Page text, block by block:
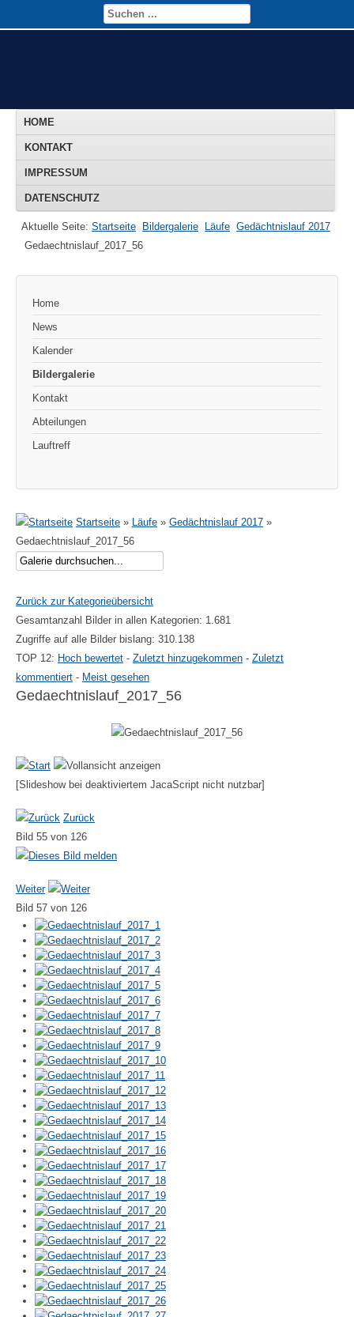
HOME
KONTAKT
IMPRESSUM
DATENSCHUTZ
Aktuelle Seite: Startseite Bildergalerie Läufe Gedächtnislauf 2017
Gedaechtnislauf_2017_56
Home
News
Kalender
Bildergalerie
Kontakt
Abteilungen
Lauftreff
Startseite » Läufe » Gedächtnislauf 2017 »
Gedaechtnislauf_2017_56
Zurück zur Kategorieübersicht
Gesamtanzahl Bilder in allen Kategorien: 1.681
Zugriffe auf alle Bilder bislang: 310.138
TOP 12: Hoch bewertet - Zuletzt hinzugekommen - Zuletzt
kommentiert - Meist gesehen
Gedaechtnislauf_2017_56
[Slideshow bei deaktiviertem JacaScript nicht nutzbar]
Zurück
Bild 55 von 126
Weiter
Bild 57 von 126